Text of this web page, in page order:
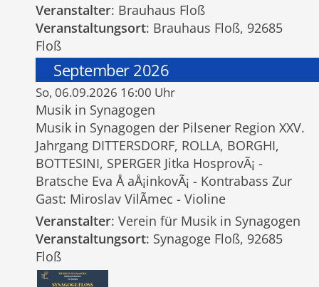
Veranstalter: Brauhaus Floß
Veranstaltungsort: Brauhaus Floß, 92685
Floß
September 2026
So, 06.09.2026 16:00 Uhr
Musik in Synagogen
Musik in Synagogen der Pilsener Region XXV.
Jahrgang DITTERSDORF, ROLLA, BORGHI,
BOTTESINI, SPERGER Jitka HosprovÃ¡ -
Bratsche Eva Å aÅ¡inkovÃ¡ - Kontrabass Zur
Gast: Miroslav VilÃ­mec - Violine
Veranstalter: Verein für Musik in Synagogen
Veranstaltungsort: Synagoge Floß, 92685
Floß